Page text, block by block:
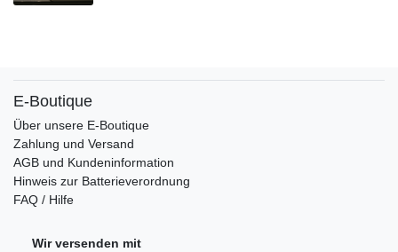
E-Boutique
Über unsere E-Boutique
Zahlung und Versand
AGB und Kundeninformation
Hinweis zur Batterieverordnung
FAQ / Hilfe
Wir versenden mit